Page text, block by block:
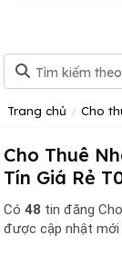
Trang chủ Cho
Cho Thuê
Tín Giá Rẻ
Có 48 tin đăng
được cập nhật